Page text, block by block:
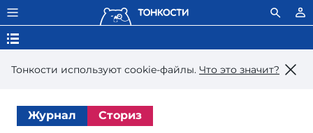
Тонкости используют сookie-файлы. Что это значит?
Журнал Сториз